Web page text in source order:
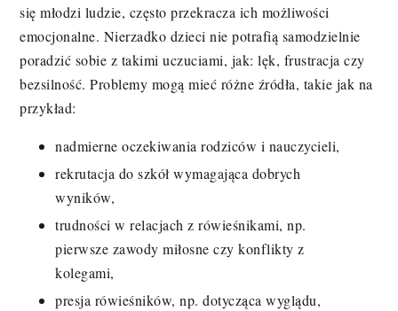
się młodzi ludzie, często przekracza ich możliwości
emocjonalne. Nierzadko dzieci nie potrafią samodzielnie
poradzić sobie z takimi uczuciami, jak: lęk, frustracja czy
bezsilność. Problemy mogą mieć różne źródła, takie jak na
przykład:
nadmierne oczekiwania rodziców i nauczycieli,
rekrutacja do szkół wymagająca dobrych
wyników,
trudności w relacjach z rówieśnikami, np.
pierwsze zawody miłosne czy konflikty z
kolegami,
presja rówieśników, np. dotycząca wyglądu,